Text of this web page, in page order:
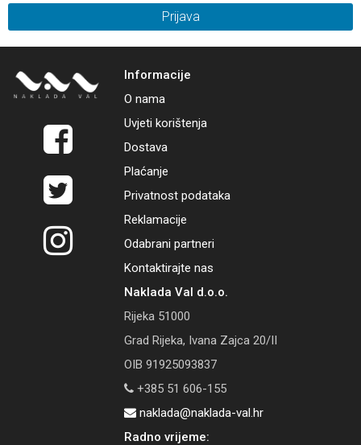
Prijava
Informacije
O nama
Uvjeti korištenja
Dostava
Plaćanje
Privatnost podataka
Reklamacije
Odabrani partneri
Kontaktirajte nas
Naklada Val d.o.o.
Rijeka 51000
Grad Rijeka, Ivana Zajca 20/II
OIB 91925093837
+385 51 606-155
naklada@naklada-val.hr
Radno vrijeme: